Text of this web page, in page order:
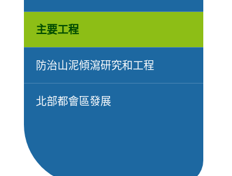
主要工程
防治山泥傾瀉研究和工程
北部都會區發展